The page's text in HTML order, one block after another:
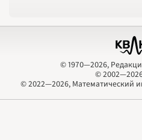
© 1970—2026,
©
© 2022—2026, Математический
© 1970—2026,
©
© 2022—2026, Математический